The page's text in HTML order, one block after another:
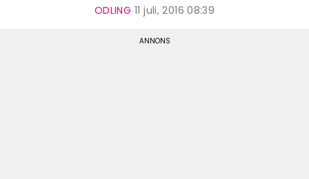
ODLING 11 juli, 2016 08:39